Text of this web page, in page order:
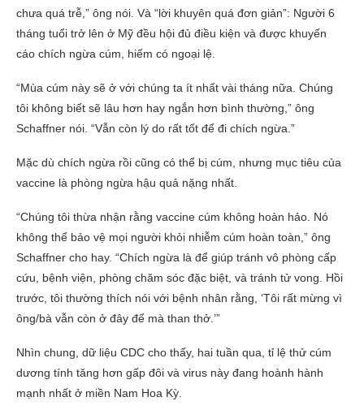
chưa quá trễ,” ông nói. Và “lời khuyên quá đơn giản”: Người 6
tháng tuổi trở lên ở Mỹ đều hội đủ điều kiện và được khuyến
cáo chích ngừa cúm, hiếm có ngoại lệ.
“Mùa cúm này sẽ ở với chúng ta ít nhất vài tháng nữa. Chúng
tôi không biết sẽ lâu hơn hay ngắn hơn bình thường,” ông
Schaffner nói. “Vẫn còn lý do rất tốt để đi chích ngừa.”
Mặc dù chích ngừa rồi cũng có thể bị cúm, nhưng mục tiêu của
vaccine là phòng ngừa hậu quả nặng nhất.
“Chúng tôi thừa nhận rằng vaccine cúm không hoàn hảo. Nó
không thể bảo vệ mọi người khỏi nhiễm cúm hoàn toàn,” ông
Schaffner cho hay. “Chích ngừa là để giúp tránh vô phòng cấp
cứu, bệnh viện, phòng chăm sóc đặc biệt, và tránh tử vong. Hồi
trước, tôi thường thích nói với bệnh nhân rằng, ‘Tôi rất mừng vì
ông/bà vẫn còn ở đây để mà than thở.’”
Nhìn chung, dữ liệu CDC cho thấy, hai tuần qua, tỉ lệ thử cúm
dương tính tăng hơn gấp đôi và virus này đang hoành hành
mạnh nhất ở miền Nam Hoa Kỳ.